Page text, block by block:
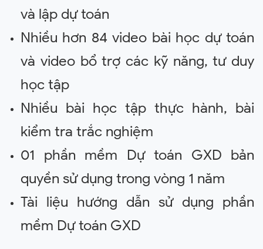
và lập dự toán
Nhiều hơn 84 video bài học dự toán
và video bổ trợ các kỹ năng, tư duy
học tập
Nhiều bài học tập thực hành, bài
kiểm tra trắc nghiệm
01 phần mềm Dự toán GXD bản
quyền sử dụng trong vòng 1 năm
Tài liệu hướng dẫn sử dụng phần
mềm Dự toán GXD